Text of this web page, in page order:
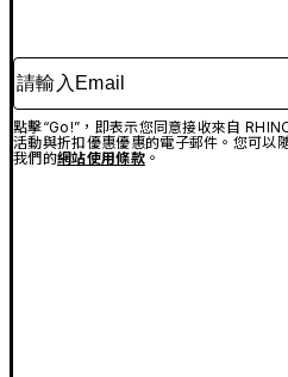
請輸入Email
點擊“Go!”，即表示您同意接收來自
活動與折扣優惠優惠的電子郵件。您可以
我們的網站使用條款。